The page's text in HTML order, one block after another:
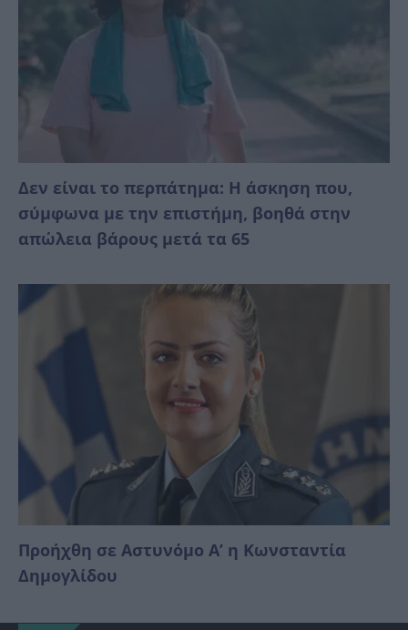
Δεν είναι το περπάτημα: Η άσκηση που,
σύμφωνα με την επιστήμη, βοηθά στην
απώλεια βάρους μετά τα 65
Προήχθη σε Αστυνόμο Α’ η Κωνσταντία
Δημογλίδου